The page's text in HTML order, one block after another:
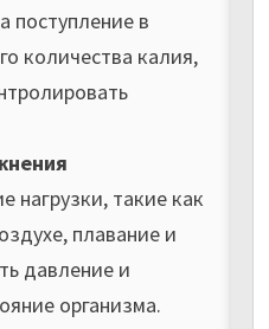
поступление в
количества калия,
нагрузки, такие как
плавание и
давление и
организма.